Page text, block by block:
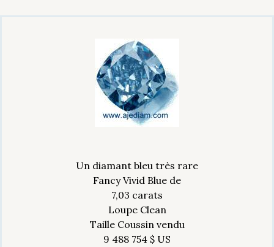
Un diamant bleu très rare
Fancy Vivid Blue de
7,03 carats
Loupe Clean
Taille Coussin vendu
9 488 754 $ US